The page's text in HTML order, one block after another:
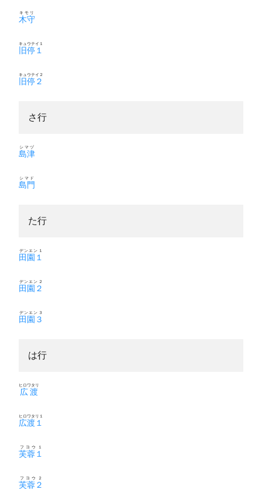
木守
キモリ
旧停１
キュウテイ１
旧停２
キュウテイ２
さ行
島津
シマヅ
島門
シマド
た行
田園１
デンエン１
田園２
デンエン２
田園３
デンエン３
は行
広渡
ヒロワタリ
広渡１
ヒロワタリ１
芙蓉１
フヨウ１
芙蓉２
フヨウ２